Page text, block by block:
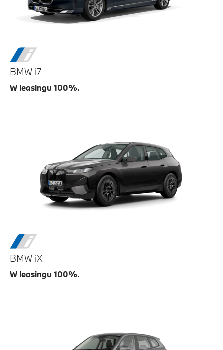
BMW i7
W leasingu 100%.
BMW iX
W leasingu 100%.